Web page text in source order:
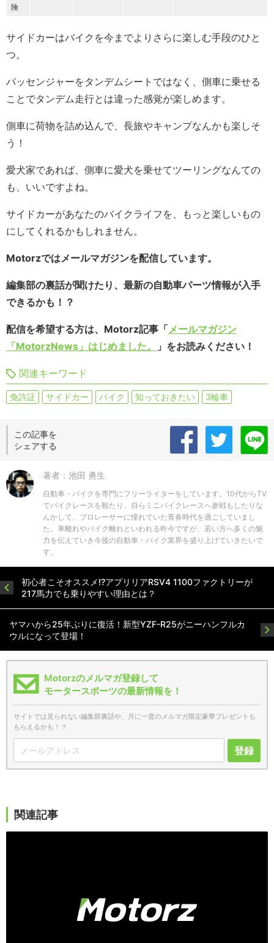
険
サイドカーはバイクを今までよりさらに楽しむ手段のひと
つ。
パッセンジャーをタンデムシートではなく、側車に乗せる
ことでタンデム走行とは違った感覚が楽しめます。
側車に荷物を詰め込んで、長旅やキャンプなんかも楽しそ
う！
愛犬家であれば、側車に愛犬を乗せてツーリングなんての
も、いいですよね。
サイドカーがあなたのバイクライフを、もっと楽しいもの
にしてくれるかもしれません。
Motorzではメールマガジンを配信しています。
編集部の裏話が聞けたり、最新の自動車パーツ情報が入手
できるかも！？
配信を希望する方は、Motorz記事「メールマガジン
「MotorzNews」はじめました。
」をお読みください！
関連キーワード
免許証 サイドカー バイク 知っておきたい 3輪車
この記事を
シェアする
著者：池田 勇生
自動車・バイクを専門にフリーライターをしています。10代からTV
でバイクレースを観たり、自らミニバイクレースへ参戦もしたりな
んかして、プロレーサーに憧れていた青春時代を過ごしていまし
た。車離れやバイク離れといわれる昨今ですが、若い方へ多くの魅
力を伝えていき今後の自動車・バイク業界を盛り上げていきたいで
す。
初心者こそオススメ!?アプリリアRSV4 1100ファクトリーが
217馬力でも乗りやすい理由とは？
ヤマハから25年ぶりに復活！新型YZF-R25がニーハンフルカ
ウルになって登場！
Motorzのメルマガ登録して
モータースポーツの最新情報を！
サイトでは見られない編集部裏話や、月に一度のメルマガ限定豪華プレゼントも
もらえるかも！？
登録
関連記事